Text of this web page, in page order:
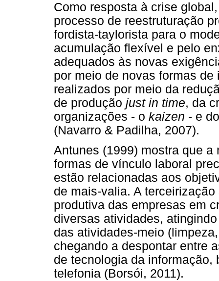
Como resposta à crise
processo de reestruturação
fordista-taylorista para o
acumulação flexível e pelo
adequados às novas
por meio de novas formas
realizados por meio da
de produção just in time, da
organizações - o kaizen - e
(Navarro & Padilha, 2007).
Antunes (1999) mostra que
formas de vínculo laboral
estão relacionadas aos
de mais-valia. A
produtiva das empresas em
diversas atividades,
das atividades-meio
chegando a despontar entre
de tecnologia da
telefonia (Borsói, 2011).